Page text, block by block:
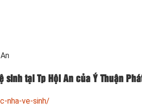
tại Tp Hội An của Ý Thuận Phát
nha-ve-sinh/